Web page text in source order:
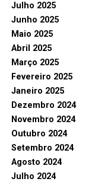
Julho 2025
Junho 2025
Maio 2025
Abril 2025
Março 2025
Fevereiro 2025
Janeiro 2025
Dezembro 2024
Novembro 2024
Outubro 2024
Setembro 2024
Agosto 2024
Julho 2024